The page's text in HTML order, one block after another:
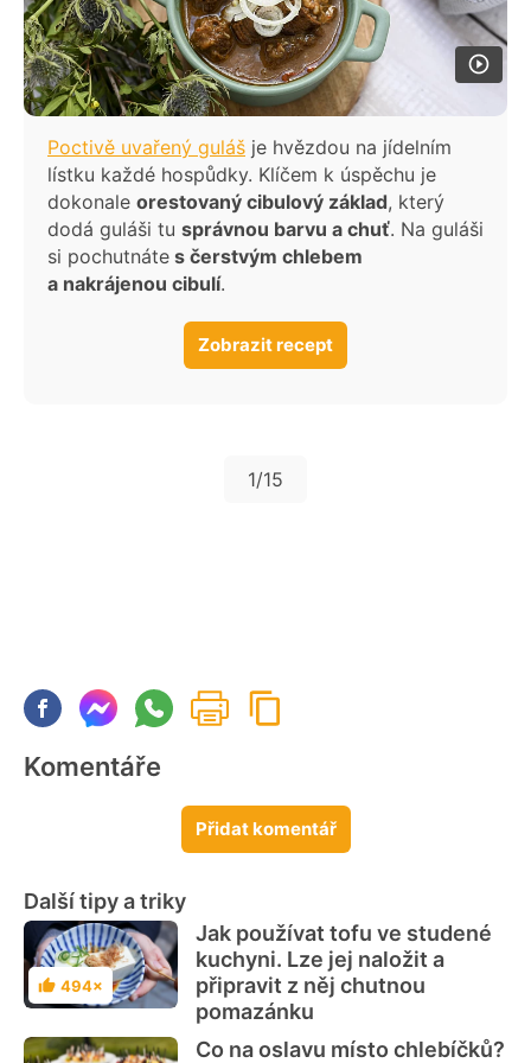
z jednoho pekáčku
Rizoto z trouby dle mého
Babiččina žemlovka s jablky a bez rozinek
Poctivě uvařený guláš je hvězdou na jídelním
lístku každé hospůdky. Klíčem k úspěchu je
dokonale orestovaný cibulový základ, který
dodá guláši tu správnou barvu a chuť. Na guláši
si pochutnáte s čerstvým chlebem
a nakrájenou cibulí.
Zobrazit recept
1/15
Komentáře
Přidat komentář
Další tipy a triky
Hodnocení
494×
Jak používat tofu ve studené
kuchyni. Lze jej naložit a
připravit z něj chutnou
pomazánku
Co na oslavu místo chlebíčků?